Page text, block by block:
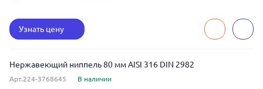
Узнать цену
Нержавеющий ниппель 80 мм AISI 316 DIN 2982
Арт.224-3768645 В наличии